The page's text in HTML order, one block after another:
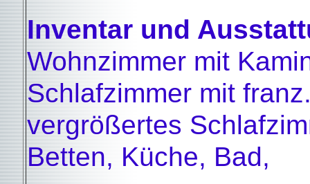
Inventar und
Wohnzimmer mit
Schlafzimmer mit
vergrößertes
Betten, Küche, Bad,